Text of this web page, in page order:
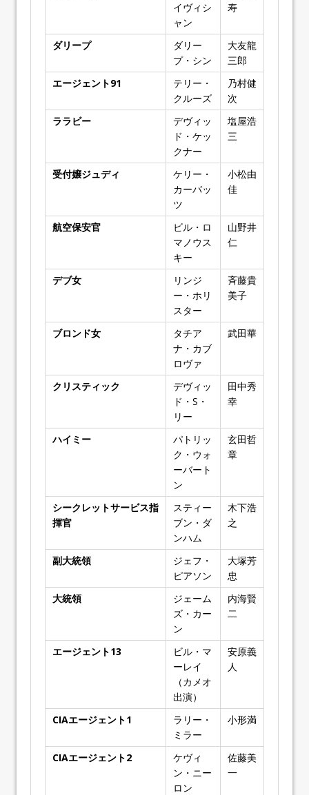
イヴィシ
ャン
寿
ダリープ
ダリー
プ・シン
大友龍
三郎
エージェント91
テリー・
クルーズ
乃村健
次
ララビー
デヴィッ
ド・ケッ
クナー
塩屋浩
三
受付嬢ジュディ
ケリー・
カーバッ
ツ
小松由
佳
航空保安官
ビル・ロ
マノウス
キー
山野井
仁
デブ女
リンジ
ー・ホリ
スター
斉藤貴
美子
ブロンド女
タチア
ナ・カブ
ロヴァ
武田華
クリスティック
デヴィッ
ド・S・
リー
田中秀
幸
ハイミー
パトリッ
ク・ウォ
ーバート
ン
玄田哲
章
シークレットサービス指
揮官
スティー
ブン・ダ
ンハム
木下浩
之
副大統領
ジェフ・
ピアソン
大塚芳
忠
大統領
ジェーム
ズ・カー
ン
内海賢
二
エージェント13
ビル・マ
ーレイ
（カメオ
出演）
安原義
人
CIAエージェント1
ラリー・
ミラー
小形満
CIAエージェント2
ケヴィ
ン・ニー
ロン
佐藤美
一